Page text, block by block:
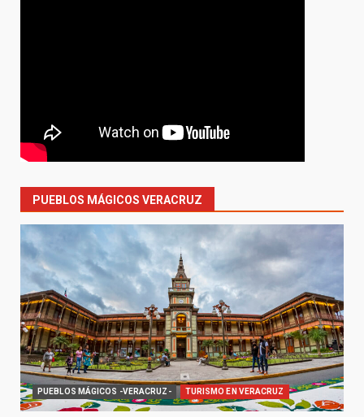
PUEBLOS MÁGICOS VERACRUZ
PUEBLOS MÁGICOS -VERACRUZ- TURISMO EN VERACRUZ